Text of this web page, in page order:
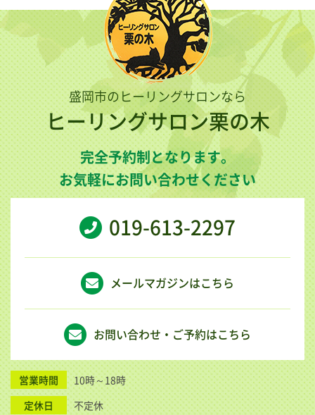
盛岡市のヒーリングサロンなら
ヒーリングサロン栗の木
完全予約制となります。
お気軽にお問い合わせください
019-613-2297
メールマガジンはこちら
お問い合わせ・ご予約はこちら
営業時間
10時～18時
定休日
不定休